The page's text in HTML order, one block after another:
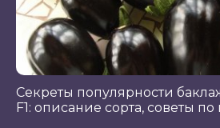
Секреты популярности
F1: описание сорта, советы